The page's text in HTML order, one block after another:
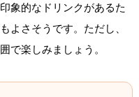
象的なドリンクがあるた
よさそうです。ただし、
で楽しみましょう。